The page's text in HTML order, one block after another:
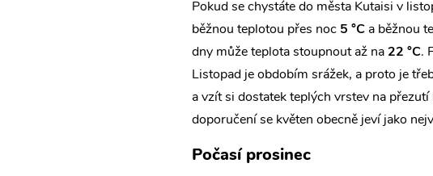
Pokud se chystáte do města Kutaisi v
běžnou teplotou přes noc 5 °C a běžnou
dny může teplota stoupnout až na 22 °C.
Listopad je obdobím srážek, a proto je
a vzít si dostatek teplých vrstev na
doporučení se květen obecně jeví jako
Počasí prosinec